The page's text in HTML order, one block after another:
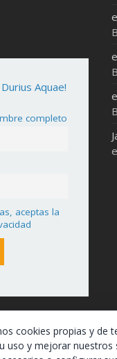
Aquae!
completo
aceptas la
de este blog puedes
cookies propias y de
uso y mejorar nuestros